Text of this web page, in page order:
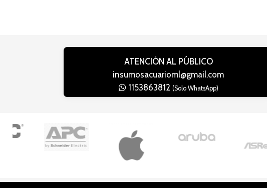
ATENCIÓN AL PÚBLICO
insumosacuarioml@gmail.com
1153863812 (Solo WhatsApp)